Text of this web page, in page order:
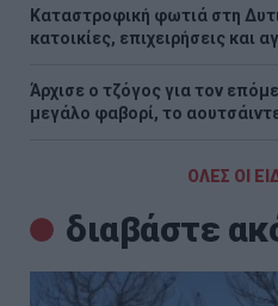
Καταστροφική φωτιά στη
κατοικίες, επιχειρήσεις και
Άρχισε ο τζόγος για τον
μεγάλο φαβορί, το
ΟΛΕΣ ΟΙ
διαβάστε